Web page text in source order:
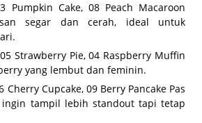
Cake, 08 Peach Macaroon
segar dan cerah, ideal untuk
Strawberry Pie, 04 Raspberry Muffin
yang lembut dan feminin.
Cupcake, 09 Berry Pancake Pas
ingin tampil lebih standout tapi tetap